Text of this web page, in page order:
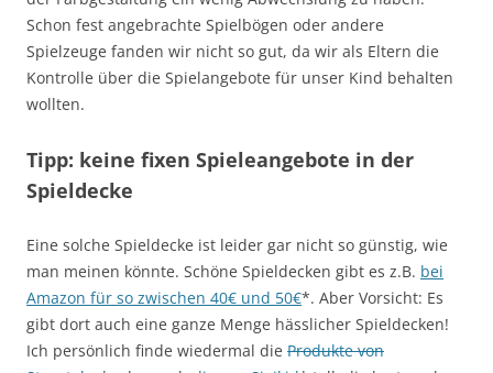
Schon fest angebrachte Spielbögen oder andere
Spielzeuge fanden wir nicht so gut, da wir als Eltern die
Kontrolle über die Spielangebote für unser Kind behalten
wollten.
Tipp: keine fixen Spieleangebote in der
Spieldecke
Eine solche Spieldecke ist leider gar nicht so günstig, wie
man meinen könnte. Schöne Spieldecken gibt es z.B. bei
Amazon für so zwischen 40€ und 50€*. Aber Vorsicht: Es
gibt dort auch eine ganze Menge hässlicher Spieldecken!
Ich persönlich finde wiedermal die Produkte von